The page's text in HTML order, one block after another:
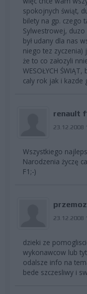
spokojnych świąt,
bilety na gp. czego
Sylwestrowej,
był udany dla nas
niego tez zyczenia)
że to co załozyli
WESOŁYCH
caly rok jak i kazde
renault
23.12.2008
Wszystkiego
Narodzenia życzę
F1;-)
23.12.2008
dzieki ze
wykonawcow lub
odalsze info na
bede szczesliwy i